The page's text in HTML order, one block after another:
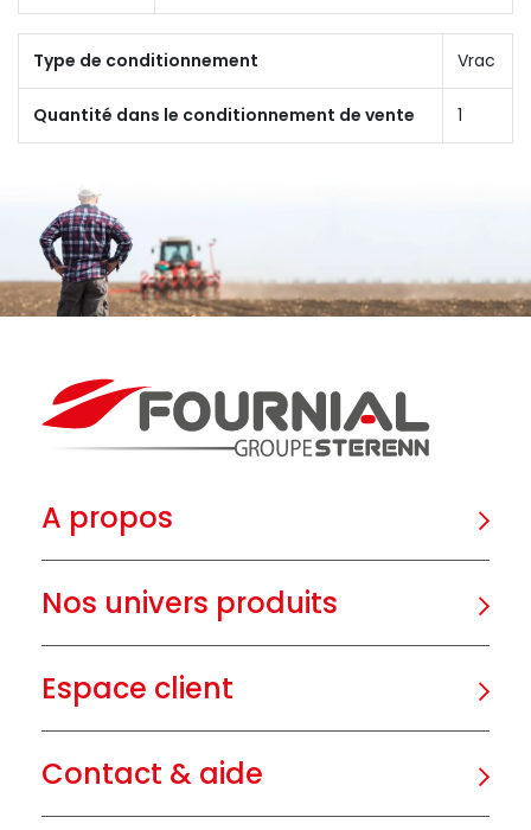
Type de conditionnement Vrac
Quantité dans le conditionnement de vente 1
A propos
Nos univers produits
Espace client
Contact & aide